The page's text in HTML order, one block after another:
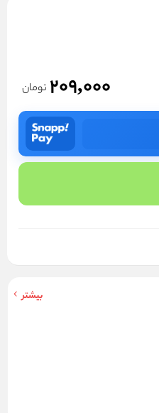
209,000 تومان
بیشتر